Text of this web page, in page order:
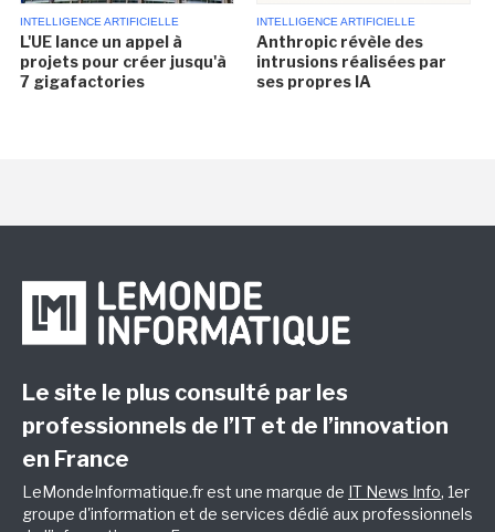
INTELLIGENCE ARTIFICIELLE
L'UE lance un appel à
projets pour créer jusqu'à
7 gigafactories
INTELLIGENCE ARTIFICIELLE
Anthropic révèle des
intrusions réalisées par
ses propres IA
Le site le plus consulté par les
professionnels de l’IT et de l’innovation
en France
LeMondeInformatique.fr est une marque de IT News Info, 1er
groupe d'information et de services dédié aux professionnels